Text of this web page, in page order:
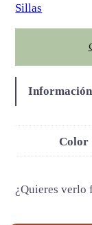
r
i
c
n
d
d
Sillas
Color
¿Quieres verlo